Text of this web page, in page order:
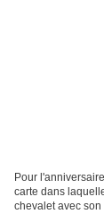
Pour
carte dans
chevalet avec